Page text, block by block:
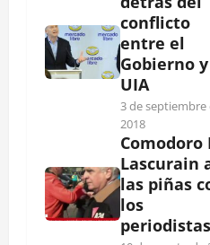
conflicto
entre el
Gobierno
UIA
3 de septiembre
2018
Comodoro
Lascurain
las piñas
los
periodistas